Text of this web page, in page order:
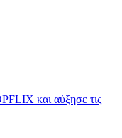
και αύξησε τις